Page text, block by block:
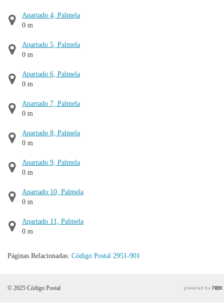
Apartado 4, Palmela
0 m
Apartado 5, Palmela
0 m
Apartado 6, Palmela
0 m
Apartado 7, Palmela
0 m
Apartado 8, Palmela
0 m
Apartado 9, Palmela
0 m
Apartado 10, Palmela
0 m
Apartado 11, Palmela
0 m
Páginas Relacionadas: Código Postal 2951-901
© 2025 Código Postal